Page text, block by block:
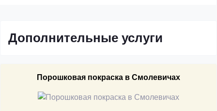
Дополнительные услуги
Порошковая покраска в Смолевичах